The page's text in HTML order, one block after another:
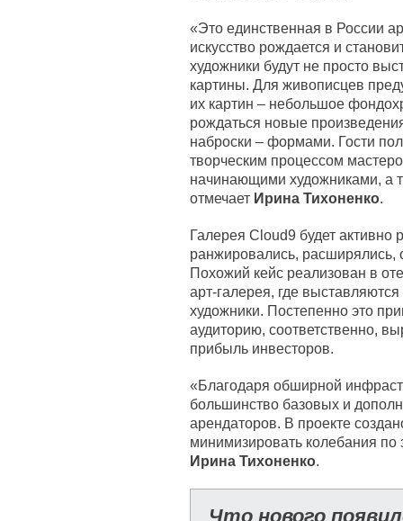
«Это единственная в России
искусство рождается и
художники будут не просто
картины. Для живописцев
их картин – небольшое
рождаться новые
наброски – формами. Гости
творческим процессом
начинающими художниками, а
отмечает Ирина Тихоненко.
Галерея Cloud9 будет активно
ранжировались, расширялись,
Похожий кейс реализован в
арт-галерея, где
художники. Постепенно это
аудиторию, соответственно,
прибыль инвесторов.
«Благодаря обширной
большинство базовых и
арендаторов. В проекте
минимизировать колебания по
Ирина Тихоненко.
Что нового